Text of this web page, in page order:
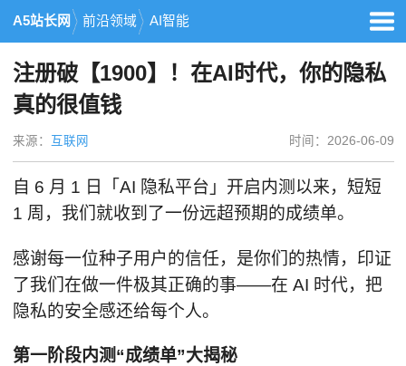
A5站长网 前沿领域 AI智能
注册破【1900】！在AI时代，你的隐私
真的很值钱
来源： 互联网 时间：2026-06-09
自 6 月 1 日「AI 隐私平台」开启内测以来，短短
1 周，我们就收到了一份远超预期的成绩单。
感谢每一位种子用户的信任，是你们的热情，印证
了我们在做一件极其正确的事——在 AI 时代，把
隐私的安全感还给每个人。
第一阶段内测“成绩单”大揭秘